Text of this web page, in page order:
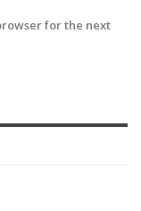
for the next